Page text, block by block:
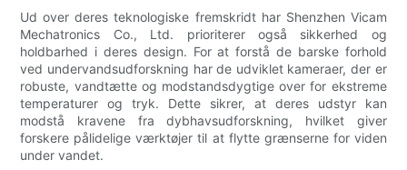
Ud over deres teknologiske fremskridt har Shenzhen Vicam
Mechatronics Co., Ltd. prioriterer også sikkerhed og
holdbarhed i deres design. For at forstå de barske forhold
ved undervandsudforskning har de udviklet kameraer, der er
robuste, vandtætte og modstandsdygtige over for ekstreme
temperaturer og tryk. Dette sikrer, at deres udstyr kan
modstå kravene fra dybhavsudforskning, hvilket giver
forskere pålidelige værktøjer til at flytte grænserne for viden
under vandet.